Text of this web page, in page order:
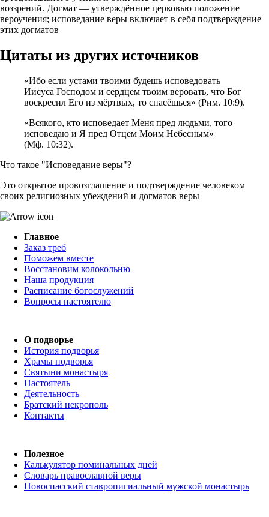
воззрений. Догмат — утверждённое церковью положение
вероучения; исповедание веры включает в себя подтверждение
этих догматов
Цитаты из других источников
«Ибо если устами твоими будешь исповедовать
Иисуса Господом и сердцем твоим веровать, что Бог
воскресил Его из мёртвых, то спасёшься» (Рим. 10:9).
«Всякого, кто исповедает Меня пред людьми, того
исповедаю и Я пред Отцем Моим Небесным»
(Мф. 10:32).
Что такое "Исповедание веры"?
Это открытое провозглашение и подтверждение человеком
своих религиозных убеждений и догматов веры
Главное
Заказ треб
Поможем вместе
Восстановим колокольню
Наша продукция
Расписание богослужений
Вопросы настоятелю
О подворье
История подворья
Храмы подворья
Святыни монастыря
Настоятель
Деятельность
Братский некрополь
Контакты
Полезное
Калькулятор поминальных дней
Словарь православной веры
Новоспасский ставропигиальный мужской монастырь